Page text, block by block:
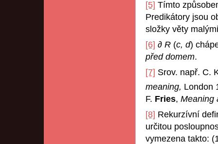
[5] Tímto
Predikátory jsou
složky věty
[6] ∂ R (c, d)
před domem.
[7] Srov. např. C.
meaning, London
F. Fries, Meaning
[8] Rekurzívní
určitou
vymezena takto: